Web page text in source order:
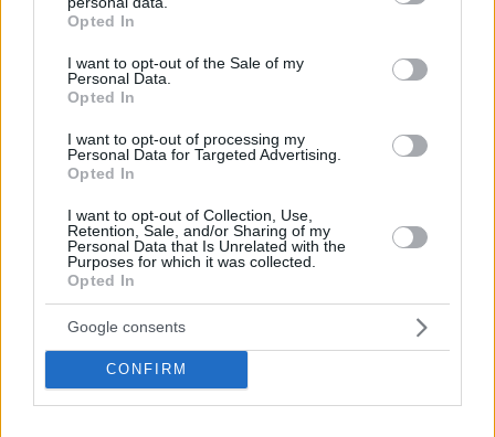
grant or deny consent to Google and its third-party tags to
use your data for below specified purposes in below Google
consent section.
Opted In
I want to opt-out of the Sale of my
Personal Data.
Opted In
I want to opt-out of processing my
Personal Data for Targeted Advertising.
Opted In
I want to opt-out of Collection, Use,
Retention, Sale, and/or Sharing of my
Personal Data that Is Unrelated with the
Purposes for which it was collected.
Opted In
Google consents
CONFIRM
Δεξιος
27.03.2025, 15:12
Τοσες ωραιες Ελληνιδες και τοσες ωραιες γυναικες
με Μεσογειακη ομορφια και διαλεξαν την Ζενταγια
που ειναι και πανακριβη και εντελως ακαταλληλη για
τον ρολο...
ΑΠΑΝΤΗΣΗ
είμαι σίγουρος
27.03.2025, 15:56
ότι εσύ ξέρεις καλύτερα από τους επαγγελματίες
του είδους
δεν λετε παλι καλα